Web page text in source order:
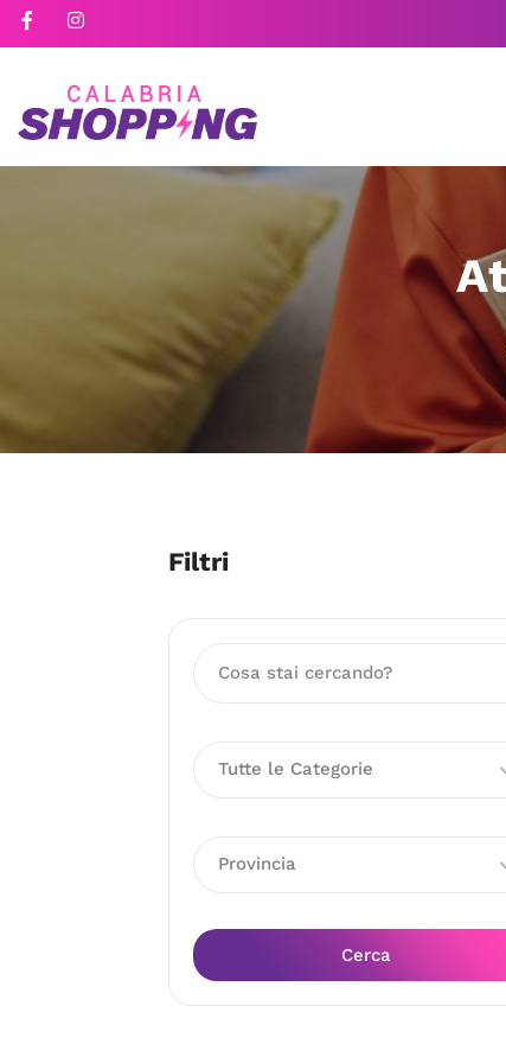
Filtri
Tutte le Categorie
Provincia
Cerca